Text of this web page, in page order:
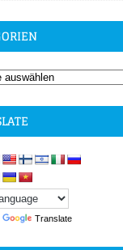
Translate